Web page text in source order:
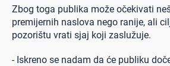
Zbog toga publika može očekivati
premijernih naslova nego ranije, ali
pozorištu vrati sjaj koji zaslužuje.
- Iskreno se nadam da će publiku